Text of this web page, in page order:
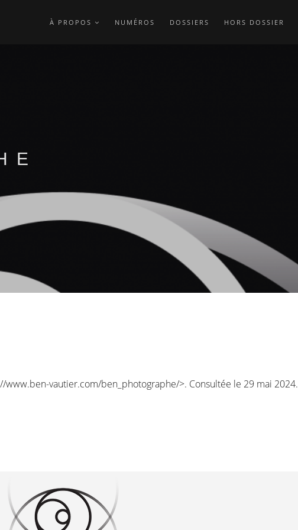
À PROPOS NUMÉROS DOSSIERS HORS DOSSIER
www.ben-vautier.com/ben_photographe/>. Consultée le 29 mai 2024.